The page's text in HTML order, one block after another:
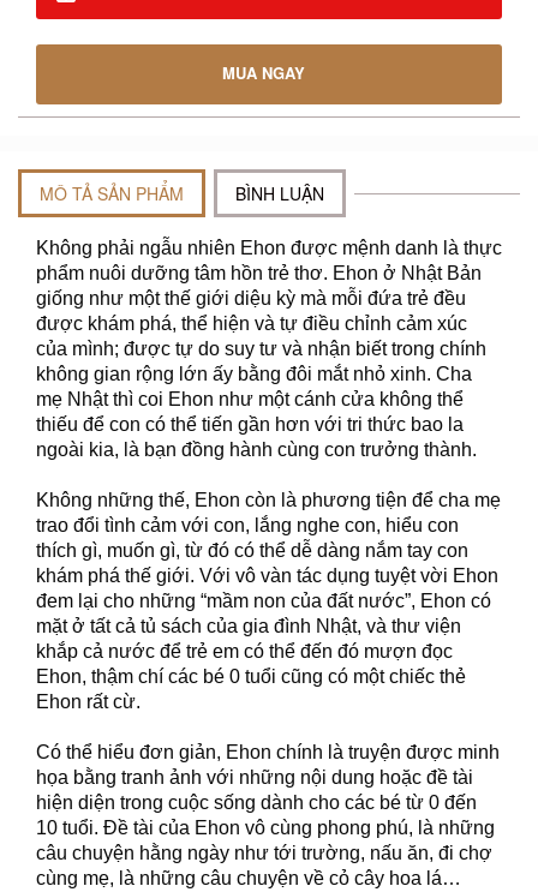
MUA NGAY
MÔ TẢ SẢN PHẨM BÌNH LUẬN
Không phải ngẫu nhiên Ehon được mệnh danh là thực
phẩm nuôi dưỡng tâm hồn trẻ thơ. Ehon ở Nhật Bản
giống như một thế giới diệu kỳ mà mỗi đứa trẻ đều
được khám phá, thể hiện và tự điều chỉnh cảm xúc
của mình; được tự do suy tư và nhận biết trong chính
không gian rộng lớn ấy bằng đôi mắt nhỏ xinh. Cha
mẹ Nhật thì coi Ehon như một cánh cửa không thể
thiếu để con có thể tiến gần hơn với tri thức bao la
ngoài kia, là bạn đồng hành cùng con trưởng thành.
Không những thế, Ehon còn là phương tiện để cha mẹ
trao đổi tình cảm với con, lắng nghe con, hiểu con
thích gì, muốn gì, từ đó có thể dễ dàng nắm tay con
khám phá thế giới. Với vô vàn tác dụng tuyệt vời Ehon
đem lại cho những “mầm non của đất nước”, Ehon có
mặt ở tất cả tủ sách của gia đình Nhật, và thư viện
khắp cả nước để trẻ em có thể đến đó mượn đọc
Ehon, thậm chí các bé 0 tuổi cũng có một chiếc thẻ
Ehon rất cừ.
Có thể hiểu đơn giản, Ehon chính là truyện được minh
họa bằng tranh ảnh với những nội dung hoặc đề tài
hiện diện trong cuộc sống dành cho các bé từ 0 đến
10 tuổi. Đề tài của Ehon vô cùng phong phú, là những
câu chuyện hằng ngày như tới trường, nấu ăn, đi chợ
cùng mẹ, là những câu chuyện về cỏ cây hoa lá…